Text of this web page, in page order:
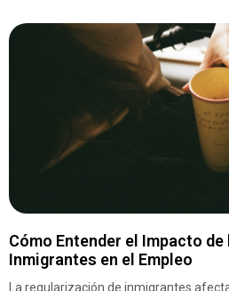
Cómo Entender el Impacto
Inmigrantes en el Empleo
La regularización de inmigrantes